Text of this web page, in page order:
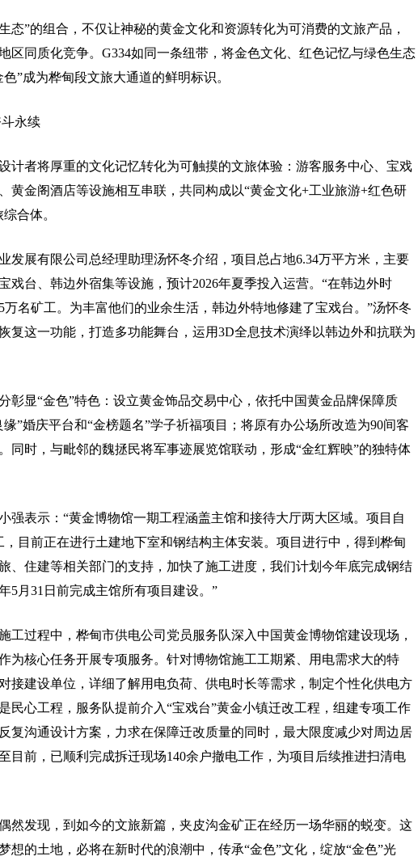
”的组合，不仅让神秘的黄金文化和资源转化为可消费的文旅产品，
区同质化竞争。G334如同一条纽带，将金色文化、红色记忆与绿色生态
”成为桦甸段文旅大通道的鲜明标识。
永续
者将厚重的文化记忆转化为可触摸的文旅体验：游客服务中心、宝戏
黄金阁酒店等设施相互串联，共同构成以“黄金文化+工业旅游+红色研
合体。
展有限公司总经理助理汤怀冬介绍，项目总占地6.34万平方米，主要
戏台、韩边外宿集等设施，预计2026年夏季投入运营。“在韩边外时
万名矿工。为丰富他们的业余生活，韩边外特地修建了宝戏台。”汤怀冬
复这一功能，打造多功能舞台，运用3D全息技术演绎以韩边外和抗联为
显“金色”特色：设立黄金饰品交易中心，依托中国黄金品牌保障质
”婚庆平台和“金榜题名”学子祈福项目；将原有办公场所改造为90间客
同时，与毗邻的魏拯民将军事迹展览馆联动，形成“金红辉映”的独特体
表示：“黄金博物馆一期工程涵盖主馆和接待大厅两大区域。项目自
，目前正在进行土建地下室和钢结构主体安装。项目进行中，得到桦甸
、住建等相关部门的支持，加快了施工进度，我们计划今年底完成钢结
5月31日前完成主馆所有项目建设。”
过程中，桦甸市供电公司党员服务队深入中国黄金博物馆建设现场，
为核心任务开展专项服务。针对博物馆施工工期紧、用电需求大的特
接建设单位，详细了解用电负荷、供电时长等需求，制定个性化供电方
民心工程，服务队提前介入“宝戏台”黄金小镇迁改工程，组建专项工作
复沟通设计方案，力求在保障迁改质量的同时，最大限度减少对周边居
目前，已顺利完成拆迁现场140余户撤电工作，为项目后续推进扫清电
发现，到如今的文旅新篇，夹皮沟金矿正在经历一场华丽的蜕变。这
想的土地，必将在新时代的浪潮中，传承“金色”文化，绽放“金色”光